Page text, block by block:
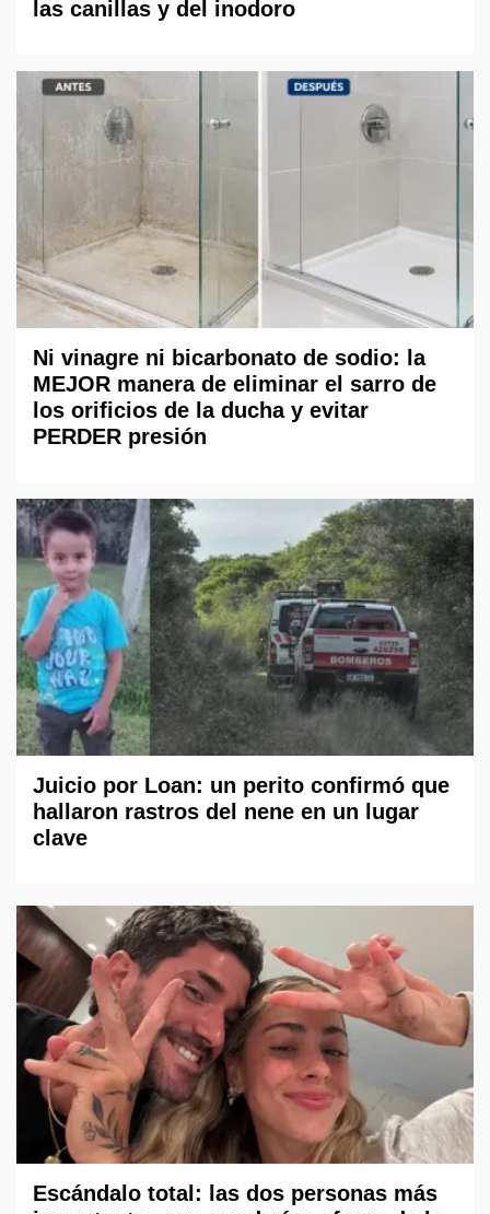
las canillas y del inodoro
Ni vinagre ni bicarbonato de sodio: la
MEJOR manera de eliminar el sarro de
los orificios de la ducha y evitar
PERDER presión
Juicio por Loan: un perito confirmó que
hallaron rastros del nene en un lugar
clave
Escándalo total: las dos personas más